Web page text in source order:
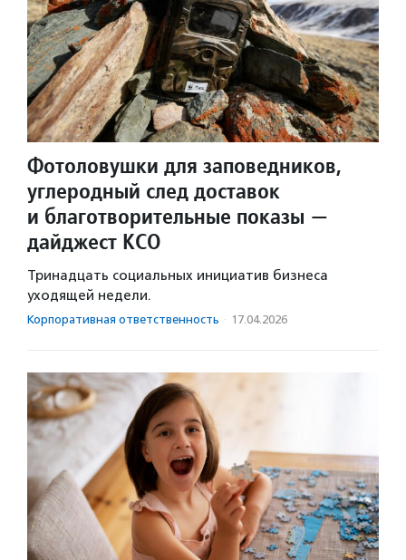
Фотоловушки для заповедников,
углеродный след доставок
и благотворительные показы —
дайджест КСО
Тринадцать социальных инициатив бизнеса
уходящей недели.
Корпоративная ответственность · 17.04.2026